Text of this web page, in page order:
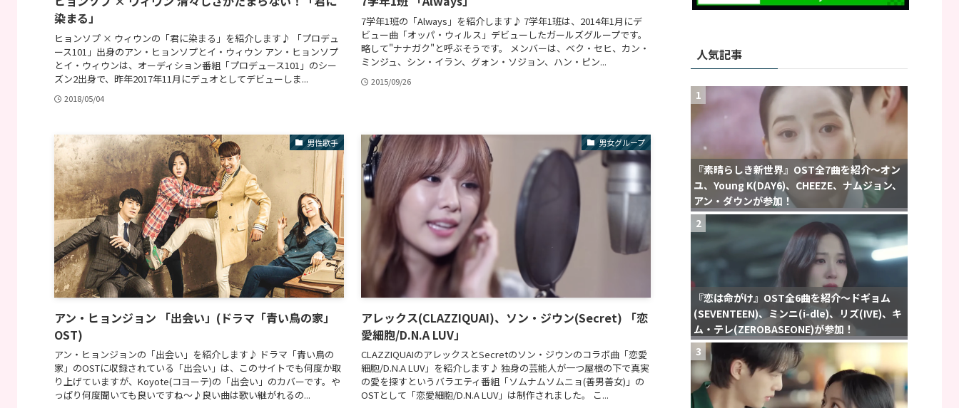
染まる」
ヒョンソプ × ウィウンの「君に染まる」を紹介します♪ 「プロデュ
ース101」出身のアン・ヒョンソプとイ・ウィウン アン・ヒョンソプ
とイ・ウィウンは、オーディション番組「プロデュース101」のシー
ズン2出身で、昨年2017年11月にデュオとしてデビューしま...
2018/05/04
7学年1班の「Always」を紹介します♪ 7学年1班は、2014年1月にデ
ビュー曲「オッパ・ウィルス」デビューしたガールズグループです。
略して"ナナガク"と呼ぶそうです。 メンバーは、ベク・セヒ、カン・
ミンジュ、シン・イラン、グォン・ソジョン、ハン・ピン...
2015/09/26
男性歌手
アン・ヒョンジョン 「出会い」(ドラマ「青い鳥の家」
OST)
アン・ヒョンジョンの「出会い」を紹介します♪ ドラマ「青い鳥の
家」のOSTに収録されている「出会い」は、このサイトでも何度か取
り上げていますが、Koyote(コヨーテ)の「出会い」のカバーです。や
っぱり何度聞いても良いですね〜♪良い曲は歌い継がれるの...
男女グループ
アレックス(CLAZZIQUAI)、ソン・ジウン(Secret) 「恋
愛細胞/D.N.A LUV」
CLAZZIQUAIのアレックスとSecretのソン・ジウンのコラボ曲「恋愛
細胞/D.N.A LUV」を紹介します♪ 独身の芸能人が一つ屋根の下で真実
の愛を探すというバラエティ番組「ソムナムソムニョ(善男善女)」の
OSTとして「恋愛細胞/D.N.A LUV」は制作されました。 こ...
人気記事
1
『素晴らしき新世界』OST全7曲を紹介〜オン
ユ、Young K(DAY6)、CHEEZE、ナムジョン、
アン・ダウンが参加！
2
『恋は命がけ』OST全6曲を紹介〜ドギョム
(SEVENTEEN)、ミンニ(i-dle)、リズ(IVE)、キ
ム・テレ(ZEROBASEONE)が参加！
3